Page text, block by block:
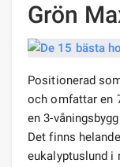
Grön
Positionerad
och omfattar en
en 3-
Det finns
eukalyptuslund i